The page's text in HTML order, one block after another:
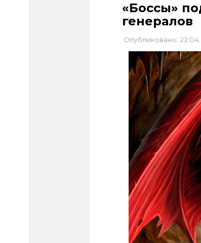
«Боссы»
генералов
Опубликовано: